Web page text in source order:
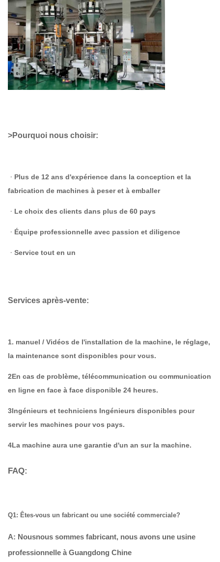
>Pourquoi nous choisir:
ᆞ Plus de 12 ans d'expérience dans la conception et la
fabrication de machines à peser et à emballer
ᆞLe choix des clients dans plus de 60 pays
ᆞÉquipe professionnelle avec passion et diligence
ᆞService tout en un
Services après-vente:
1. manuel / Vidéos de l'installation de la machine, le réglage,
la maintenance sont disponibles pour vous.
2En cas de problème, télécommunication ou communication
en ligne en face à face disponible 24 heures.
3Ingénieurs et techniciens Ingénieurs disponibles pour
servir les machines pour vos pays.
4La machine aura une garantie d'un an sur la machine.
FAQ:
Q1: Êtes-vous un fabricant ou une société commerciale?
A: Nousnous sommes fabricant, nous avons une usine
professionnelle à Guangdong Chine